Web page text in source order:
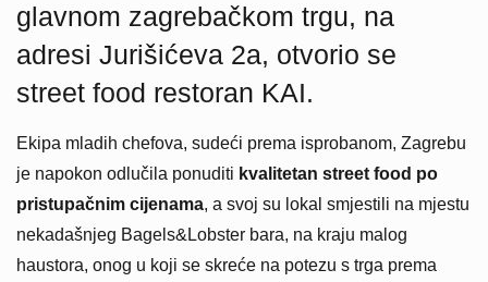
glavnom zagrebačkom trgu, na
adresi Jurišićeva 2a, otvorio se
street food restoran KAI.
Ekipa mladih chefova, sudeći prema isprobanom, Zagrebu
je napokon odlučila ponuditi kvalitetan street food po
pristupačnim cijenama, a svoj su lokal smjestili na mjestu
nekadašnjeg Bagels&Lobster bara, na kraju malog
haustora, onog u koji se skreće na potezu s trga prema